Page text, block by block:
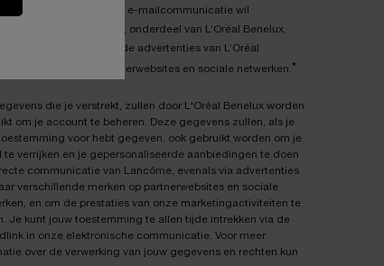
aanbiedingen via directe e-mailcommunicatie wil
ontvangen van Lancôme, onderdeel van L’Oréal Benelux,
evenals gepersonaliseerde advertenties van L’Oréal
Benelux-merken op partnerwebsites en sociale netwerken.*
die je verstrekt, zullen door L'Oréal Benelux worden
om je account te beheren. Deze gegevens zullen, als je
voor hebt gegeven, ook gebruikt worden om je
te verrijken en je gepersonaliseerde aanbiedingen te doen
communicatie van Lancôme, evenals via advertenties
verschillende merken op partnerwebsites en sociale
en om de prestaties van onze marketingactiviteiten te
Je kunt jouw toestemming te allen tijde intrekken via de
in onze elektronische communicatie. Voor meer
over de verwerking van jouw gegevens en rechten kun